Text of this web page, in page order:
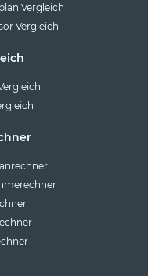
Vergleich
Vergleich